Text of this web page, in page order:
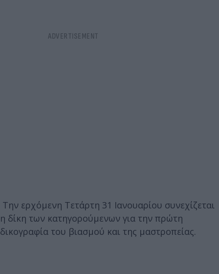
Την ερχόμενη Τετάρτη 31 Ιανουαρίου συνεχίζεται
η δίκη των κατηγορούμενων για την πρώτη
δικογραφία του βιασμού και της μαστροπείας.